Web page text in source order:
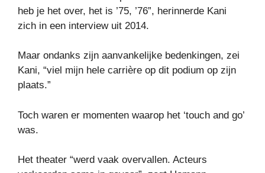
heb je het over, het is ’75, ’76”, herinnerde Kani
zich in een interview uit 2014.
Maar ondanks zijn aanvankelijke bedenkingen, zei
Kani, “viel mijn hele carrière op dit podium op zijn
plaats.”
Toch waren er momenten waarop het ‘touch and go’
was.
Het theater “werd vaak overvallen. Acteurs